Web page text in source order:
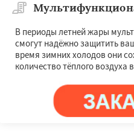
В периоды летней жары
смогут надёжно защитить
время зимних холодов они
количество тёплого